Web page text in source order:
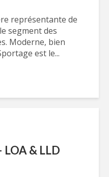
représentante de
segment des
Moderne, bien
est le...
LOA & LLD